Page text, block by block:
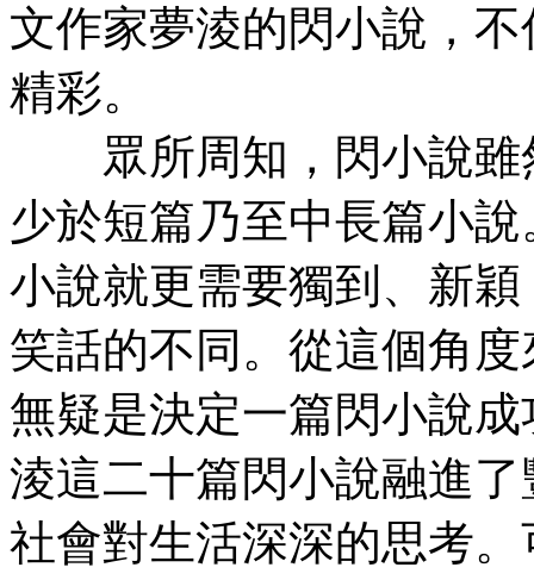
文作家夢淩的閃小說，不
精彩。
眾所周知，閃小說雖
少於短篇乃至中長篇小
小說就更需要獨到、新
笑話的不同。從這個角
無疑是決定一篇閃小說
淩這二十篇閃小說融進
社會對生活深深的思考